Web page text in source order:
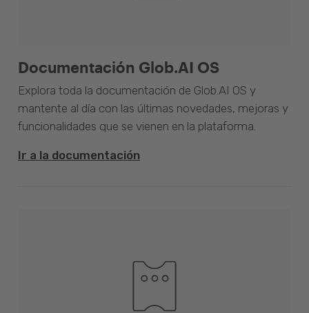
Documentación Glob.AI OS
Explora toda la documentación de Glob.AI OS y
mantente al día con las últimas novedades, mejoras y
funcionalidades que se vienen en la plataforma.
Ir a la documentación